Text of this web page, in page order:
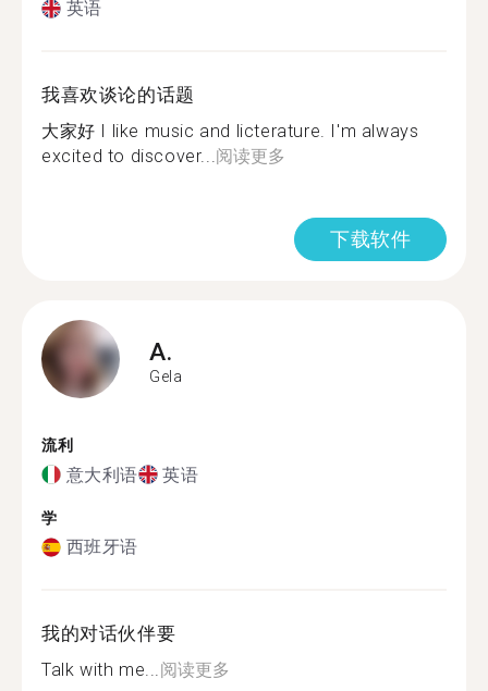
英语
我喜欢谈论的话题
大家好 I like music and licterature. I'm always
excited to discover...阅读更多
下载软件
A.
Gela
流利
意大利语 英语
学
西班牙语
我的对话伙伴要
Talk with me...阅读更多